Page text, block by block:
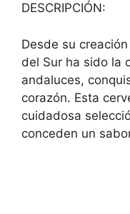
DESCRIPCIÓN:
Desde su
del Sur ha sido la
andaluces,
corazón. Esta
cuidadosa
conceden un